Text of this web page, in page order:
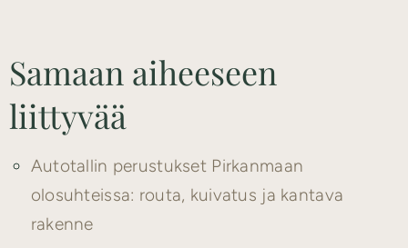
Samaan aiheeseen
liittyvää
Autotallin perustukset Pirkanmaan
olosuhteissa: routa, kuivatus ja kantava
rakenne